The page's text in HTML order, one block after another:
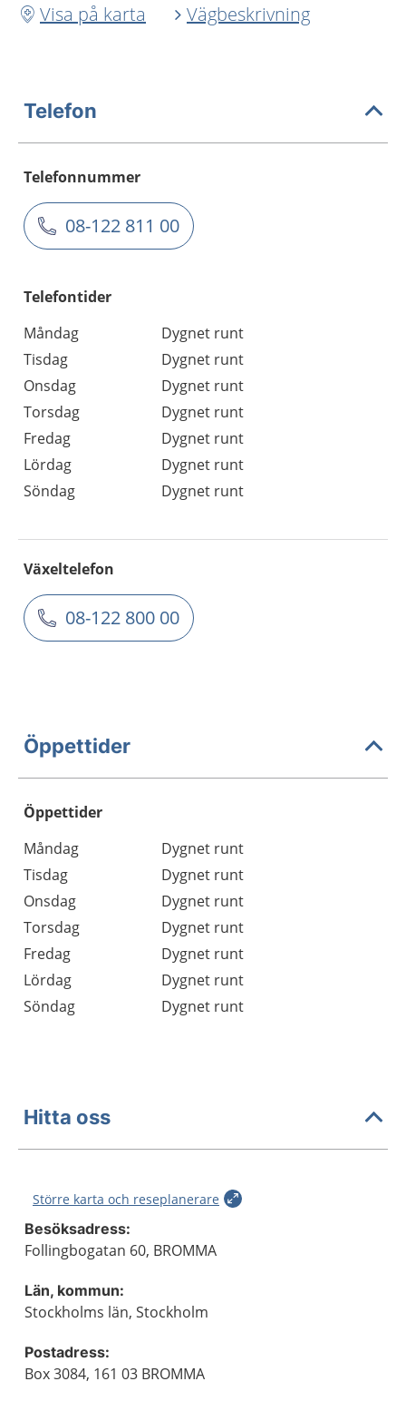
Visa på karta
Vägbeskrivning
Telefon
Telefonnummer
08-122 811 00
Telefontider
Måndag
Dygnet runt
Tisdag
Dygnet runt
Onsdag
Dygnet runt
Torsdag
Dygnet runt
Fredag
Dygnet runt
Lördag
Dygnet runt
Söndag
Dygnet runt
Växeltelefon
08-122 800 00
Öppettider
Öppettider
Dag
Öppettider
Kommentarer
Måndag
Dygnet runt
Tisdag
Dygnet runt
Onsdag
Dygnet runt
Torsdag
Dygnet runt
Fredag
Dygnet runt
Lördag
Dygnet runt
Söndag
Dygnet runt
Hitta oss
Större karta och reseplanerare
Besöksadress:
Follingbogatan 60, BROMMA
Län, kommun:
Stockholms län, Stockholm
Postadress:
Box 3084, 161 03 BROMMA